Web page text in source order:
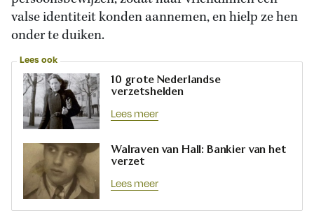
valse identiteit konden aannemen, en hielp ze hen
onder te duiken.
Lees ook
10 grote Nederlandse
verzetshelden
Lees meer
Walraven van Hall: Bankier van het
verzet
Lees meer